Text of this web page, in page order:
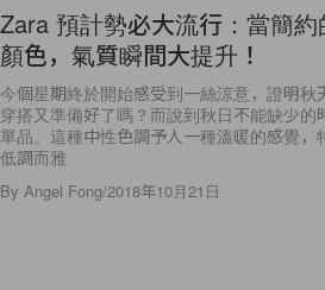
Zara 預計勢必大流行：當簡
顏色，氣質瞬間大提升！
今個星期終於開始感受到一絲涼意，證明秋
穿搭又準備好了嗎？而說到秋日不能缺少
單品。這種中性色調予人一種溫暖的感覺，
低調而雅
By Angel Fong/2018年10月21日